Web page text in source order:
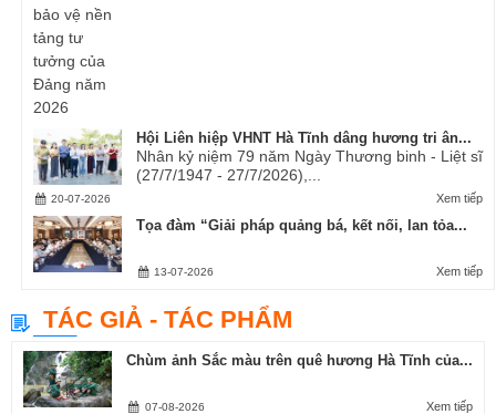
Hội Liên hiệp VHNT Hà Tĩnh dâng hương tri ân...
Nhân kỷ niệm 79 năm Ngày Thương binh - Liệt sĩ
(27/7/1947 - 27/7/2026),...
Xem tiếp
20-07-2026
Tọa đàm “Giải pháp quảng bá, kết nối, lan tỏa...
Xem tiếp
13-07-2026
TÁC GIẢ - TÁC PHẨM
Chùm ảnh Sắc màu trên quê hương Hà Tĩnh của...
Xem tiếp
07-08-2026